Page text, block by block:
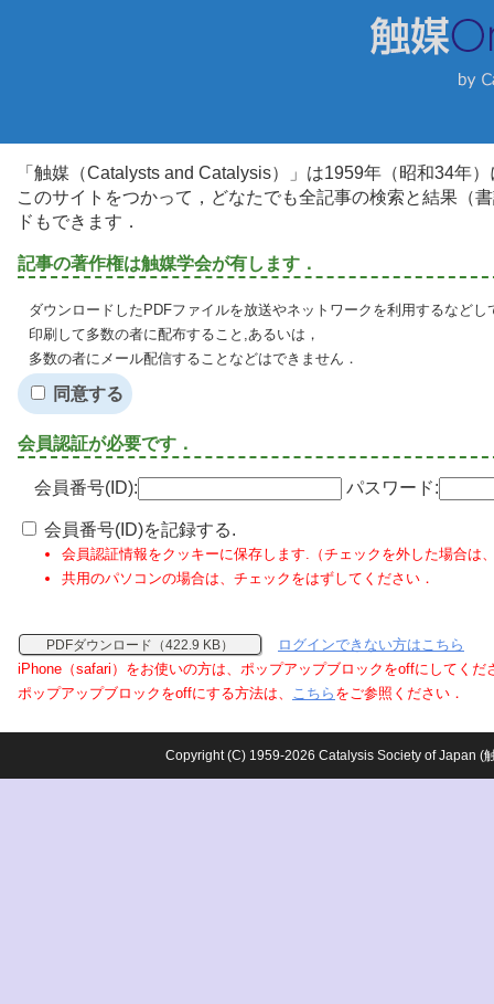
「触媒（Catalysts and Catalysis）」は1959年（昭和34年
このサイトをつかって，どなたでも全記事の検索と結果（
ドもできます．
記事の著作権は触媒学会が有します．
ダウンロードしたPDFファイルを放送やネットワークを利用するなど
印刷して多数の者に配布すること,あるいは，
多数の者にメール配信することなどはできません．
同意する
会員認証が必要です．
会員番号(ID): パスワード:
会員番号(ID)を記録する.
会員認証情報をクッキーに保存します.（チェックを外した場合は
共用のパソコンの場合は、チェックをはずしてください．
PDFダウンロード（422.9 KB）
ログインできない方はこちら
iPhone（safari）をお使いの方は、ポップアップブロックをoffにしてくだ
ポップアップブロックをoffにする方法は、 こちら をご参照ください．
Copyright (C) 1959-2026 Catalysis Society of Japan (